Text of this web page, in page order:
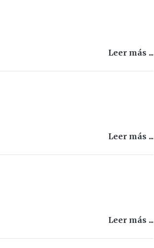
Leer más ...
Leer más ...
Leer más ...